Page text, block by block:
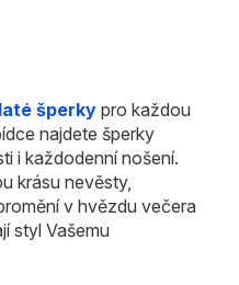
šperkypro každou
najdete šperky
i každodenní nošení.
krásu nevěsty,
v hvězdu večera
styl Vašemu